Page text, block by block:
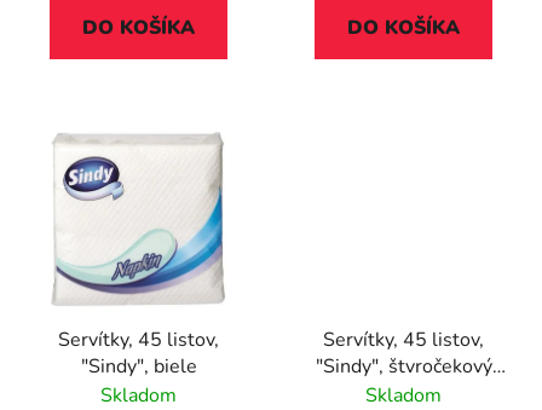
DO KOŠÍKA DO KOŠÍKA
Servítky, 45 listov,
"Sindy", biele
Skladom
Servítky, 45 listov,
"Sindy", štvročekový
vzor
Skladom